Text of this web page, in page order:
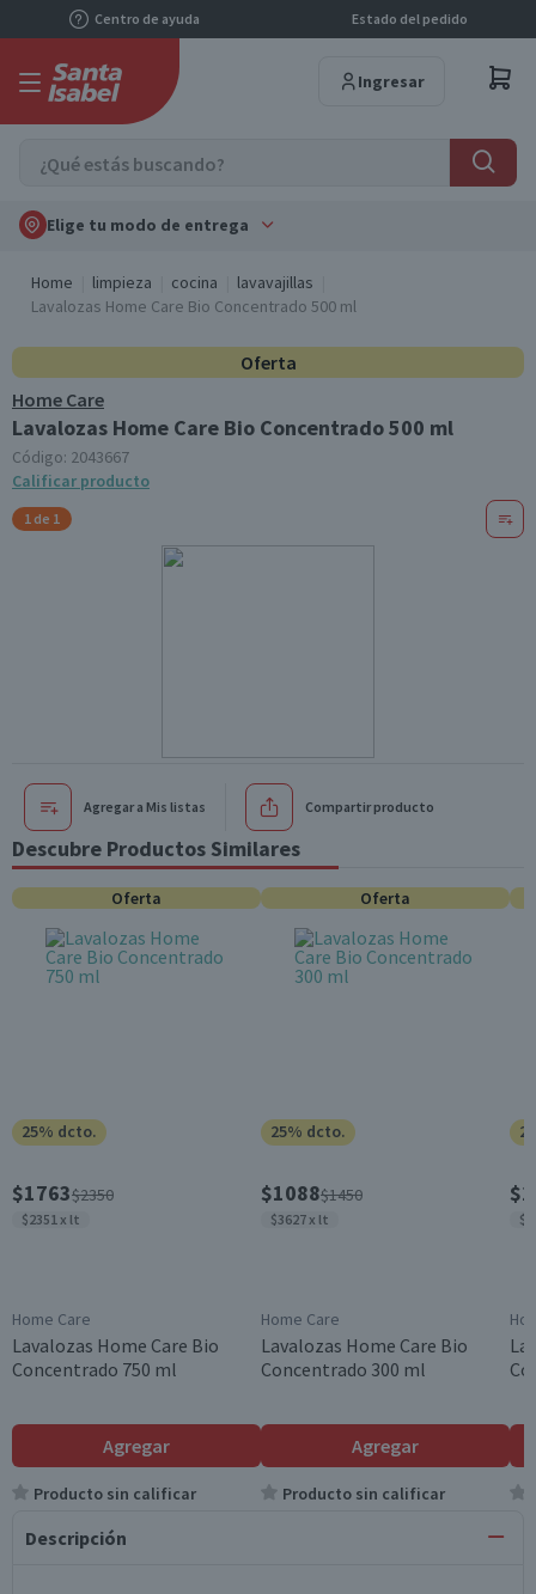
Centro de ayuda Estado del pedido
Ingresar
Elige tu modo de entrega
Home limpieza cocina
lavavajillas
Lavalozas Home Care Bio Concentrado 500 ml
Oferta
Home Care
Lavalozas Home Care Bio Concentrado 500 ml
Código: 2043667
Calificar producto
1 de 1
Agregar a Mis listas Compartir producto
Descubre Productos Similares
Oferta
25% dcto.
$1763$2350
$2351 x lt
Home Care
Lavalozas Home Care Bio
Concentrado 750 ml
Agregar
Producto sin calificar
Oferta
25% dcto.
$1088$1450
$3627 x lt
Home Care
Lavalozas Home Care Bio
Concentrado 300 ml
Agregar
Producto sin calificar
Descripción